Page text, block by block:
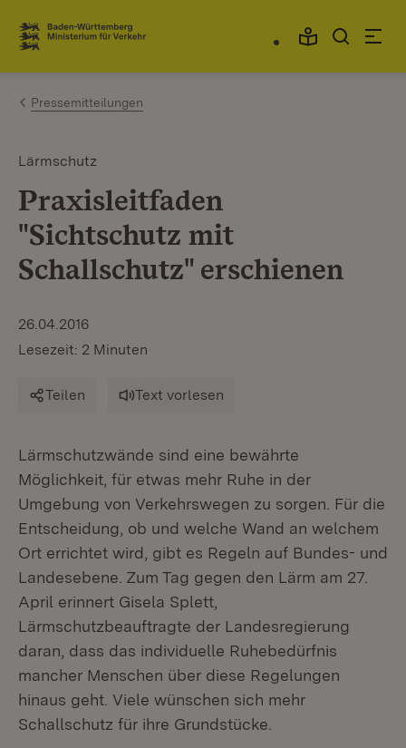
Zum Inhalt springen
Link zur Startseite
Pressemitteilungen
Lärmschutz
Praxisleitfaden
"Sichtschutz mit
Schallschutz" erschienen
26.04.2016
Lesezeit: 2 Minuten
Teilen Text vorlesen
Lärmschutzwände sind eine bewährte
Möglichkeit, für etwas mehr Ruhe in der
Umgebung von Verkehrswegen zu sorgen. Für die
Entscheidung, ob und welche Wand an welchem
Ort errichtet wird, gibt es Regeln auf Bundes- und
Landesebene. Zum Tag gegen den Lärm am 27.
April erinnert Gisela Splett,
Lärmschutzbeauftragte der Landesregierung
daran, dass das individuelle Ruhebedürfnis
mancher Menschen über diese Regelungen
hinaus geht. Viele wünschen sich mehr
Schallschutz für ihre Grundstücke.